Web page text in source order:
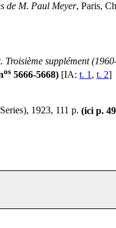
de M. Paul Meyer, Paris,
supplément
os 5666-5668) [IA: t. 1 , t. 2]
1923, 111 p. (ici p.